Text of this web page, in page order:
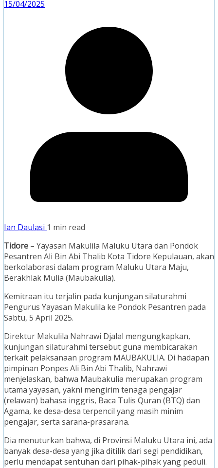
15/04/2025
Ian Daulasi 1 min read
Tidore – Yayasan Makulila Maluku Utara dan Pondok
Pesantren Ali Bin Abi Thalib Kota Tidore Kepulauan, akan
berkolaborasi dalam program Maluku Utara Maju,
Berakhlak Mulia (Maubakulia).
Kemitraan itu terjalin pada kunjungan silaturahmi
Pengurus Yayasan Makulila ke Pondok Pesantren pada
Sabtu, 5 April 2025.
Direktur Makulila Nahrawi Djalal mengungkapkan,
kunjungan silaturahmi tersebut guna membicarakan
terkait pelaksanaan program MAUBAKULIA. Di hadapan
pimpinan Ponpes Ali Bin Abi Thalib, Nahrawi
menjelaskan, bahwa Maubakulia merupakan program
utama yayasan, yakni mengirim tenaga pengajar
(relawan) bahasa inggris, Baca Tulis Quran (BTQ) dan
Agama, ke desa-desa terpencil yang masih minim
pengajar, serta sarana-prasarana.
Dia menuturkan bahwa, di Provinsi Maluku Utara ini, ada
banyak desa-desa yang jika ditilik dari segi pendidikan,
perlu mendapat sentuhan dari pihak-pihak yang peduli.